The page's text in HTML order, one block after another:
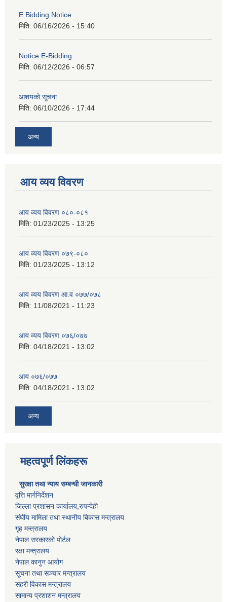
E Bidding Notice
मिति: 06/16/2026 - 15:40
Notice E-Bidding
मिति: 06/12/2026 - 06:57
आशयको सूचना
मिति: 06/10/2026 - 17:44
अन्य
आय व्यय विवरण
आय व्यय विवरण ०८०-०८१
मिति: 01/23/2025 - 13:25
आय व्यय विवरण ०७९-०८०
मिति: 01/23/2025 - 13:12
आय व्यय विवरण आ.व ०७७/०७८
मिति: 11/08/2021 - 11:23
आय व्यय विवरण ०७६/०७७
मिति: 04/18/2021 - 13:02
आय ०७६/०७७
मिति: 04/18/2021 - 13:02
अन्य
महत्वपूर्ण लिंकहरू
सुरक्षा तथा न्याय सम्बन्धी जानकारी
वृत्ति मार्गनिर्देशन
जिल्ला प्रशासन कार्यालय,रुपन्देही
संघीय मामिला तथा स्थानीय बिकास मन्त्रालय
गृह मन्त्रालय
नेपाल सरकारको पोर्टल
रक्षा मन्त्रालय
नेपाल कानुन आयोग
सूचना तथा सञ्चार मन्त्रालय
सहरी विकास मन्त्रालय
सामान्य प्रशाशन मन्त्रालय